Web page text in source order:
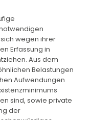
wegen ihrer
Erfassung in
Aus dem
Belastungen
Aufwendungen
sind, sowie private
der